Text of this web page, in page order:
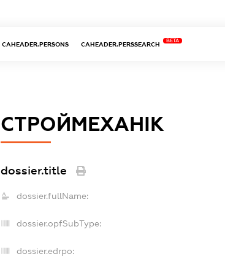
CAHEADER.PERSONS CAHEADER.PERSSEARCH
BETA
СТРОЙМЕХАНІК
dossier.title
dossier.fullName:
dossier.opfSubType:
dossier.edrpo: